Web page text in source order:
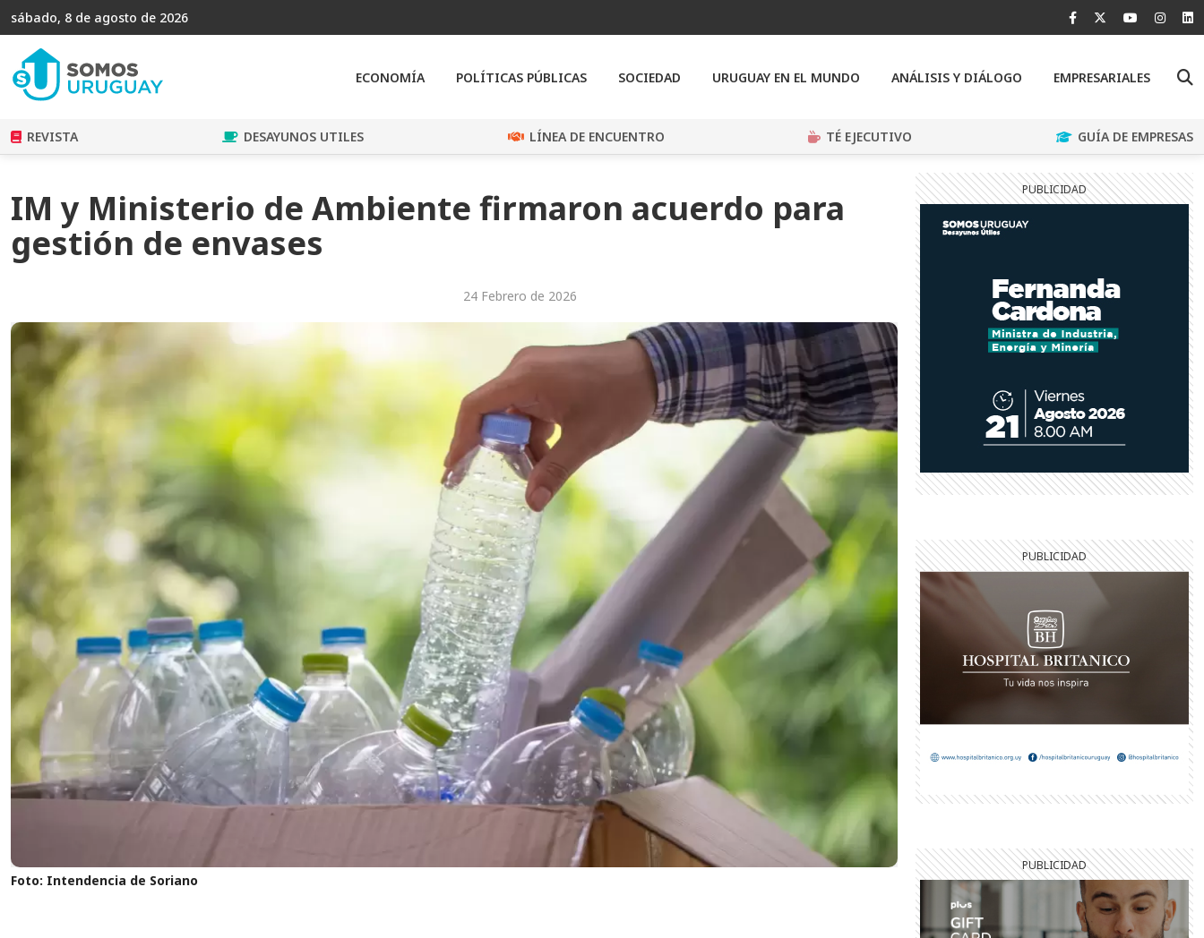
sábado, 8 de agosto de 2026
ECONOMÍA POLÍTICAS PÚBLICAS SOCIEDAD URUGUAY EN EL MUNDO ANÁLISIS Y DIÁLOGO EMPRESARIALES
REVISTA DESAYUNOS UTILES LÍNEA DE ENCUENTRO TÉ EJECUTIVO GUÍA DE EMPRESAS
IM y Ministerio de Ambiente firmaron acuerdo para
gestión de envases
24 Febrero de 2026
Foto: Intendencia de Soriano